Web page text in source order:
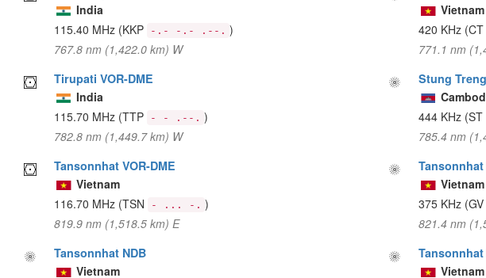
India
115.40 MHz (KKP -.- -.- .--. )
767.8 nm (1,422.0 km) W
Vietnam
420 KHz (CT
771.1 nm
Tirupati VOR-DME
India
115.70 MHz (TTP - - .--. )
782.8 nm (1,449.7 km) W
Stung
444 KHz (ST
785.4 nm
Tansonnhat VOR-DME
Vietnam
116.70 MHz (TSN - ... -. )
819.9 nm (1,518.5 km) E
Tansonnhat
Vietnam
375 KHz (GV
821.4 nm
Tansonnhat NDB
Vietnam
Tansonnhat
Vietnam